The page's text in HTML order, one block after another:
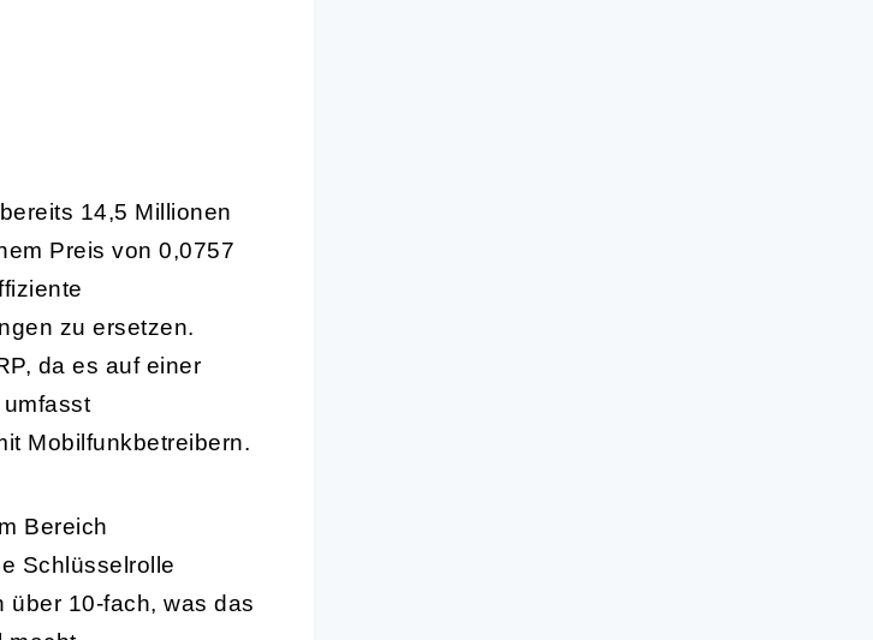
14,5 Millionen
Preis von 0,0757
zu ersetzen.
da es auf einer
Mobilfunkbetreibern.
Bereich
Schlüsselrolle
über 10-fach, was das